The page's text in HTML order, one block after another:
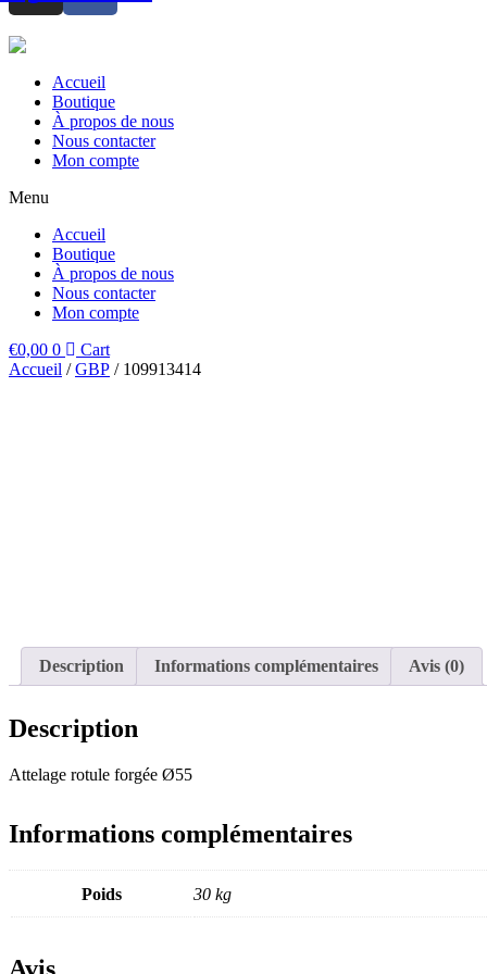
Accueil
Boutique
À propos de nous
Nous contacter
Mon compte
Menu
Accueil
Boutique
À propos de nous
Nous contacter
Mon compte
€0,00 0
Cart
Accueil /GBP / 109913414
Description Informations complémentaires Avis (0)
Description
Attelage rotule forgée Ø55
Informations complémentaires
Poids 30 kg